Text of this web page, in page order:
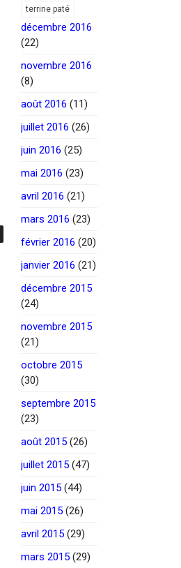
terrine paté
décembre 2016
(22)
novembre 2016
(8)
août 2016 (11)
juillet 2016 (26)
juin 2016 (25)
mai 2016 (23)
avril 2016 (21)
mars 2016 (23)
février 2016 (20)
janvier 2016 (21)
décembre 2015
(24)
novembre 2015
(21)
octobre 2015
(30)
septembre 2015
(23)
août 2015 (26)
juillet 2015 (47)
juin 2015 (44)
mai 2015 (26)
avril 2015 (29)
mars 2015 (29)